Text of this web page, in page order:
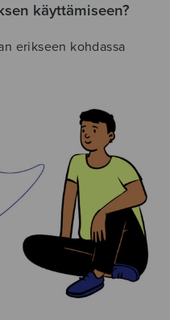
käyttämiseen?
erikseen kohdassa